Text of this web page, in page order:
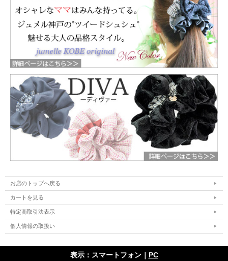
お店のトップへ戻る
カートを見る
特定商取引法表示
個人情報の取扱い
表示：スマートフォン｜ PC